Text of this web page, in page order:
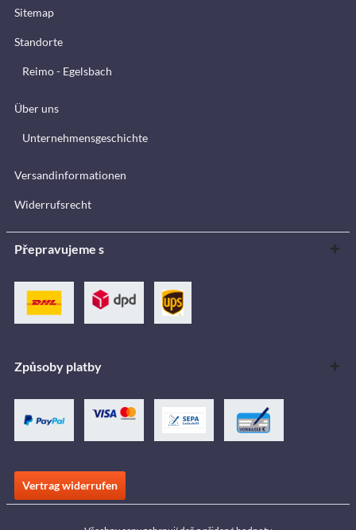
Sitemap
Standorte
Reimo - Egelsbach
Über uns
Unternehmensgeschichte
Versandinformationen
Widerrufsrecht
Přepravujeme s
Způsoby platby
Vertrag widerrufen